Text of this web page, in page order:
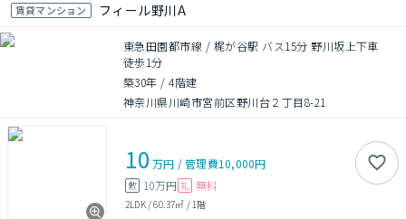
賃貸マンション フィール野川A
東急田園都市線 / 梶が谷駅 バス15分 野川坂上下車
徒歩1分
築30年 /4階建
神奈川県川崎市宮前区野川台２丁目8-21
10 万円 /管理費10,000円
敷 10万円 礼 無料
2LDK/60.37㎡ / 1階